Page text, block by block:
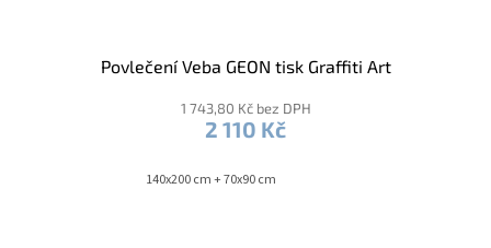
Povlečení Veba GEON tisk Graffiti Art
1 743,80 Kč bez DPH
2 110 Kč
140x200 cm + 70x90 cm